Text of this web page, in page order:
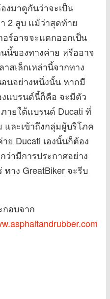
งมาดูกันว่าจะเป็น
2 สูบ แม้ว่าสุดท้าย
อร์อาจจะแตกออกเป็น
นี้ของทางค่าย หรืออาจ
สเล็กเหล่านี้จากทาง
นอย่างหนึ่งนั้น หากมี
แบรนด์นี้ก็คือ จะมีตัว
ายใต้แบรนด์ Ducati ที่
ละเข้าถึงกลุ่มผู้บริโภค
ย Ducati เองนั้นก็ต้อง
ามีการประกาศอย่าง
ทาง GreatBiker จะรีบ
อบจาก